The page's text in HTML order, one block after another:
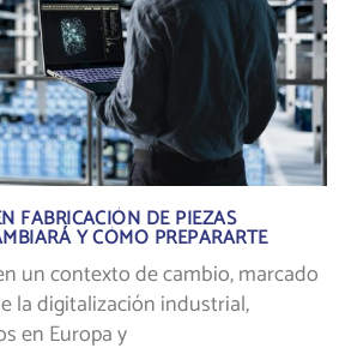
FABRICACIÓN DE PIEZAS
Y CÓMO PREPARARTE
un contexto de cambio, marcado
la digitalización industrial,
en Europa y